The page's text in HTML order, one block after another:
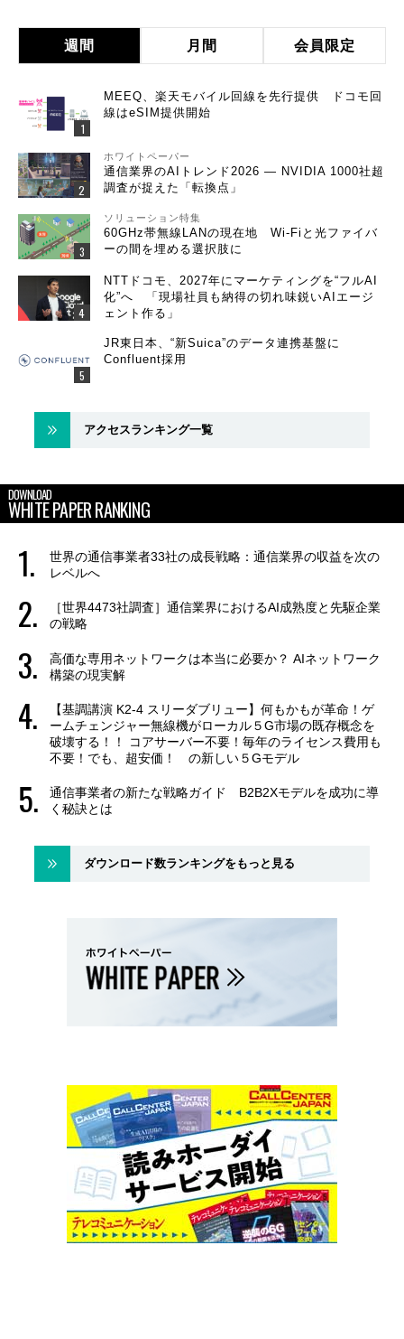
週間 月間 会員限定
MEEQ、楽天モバイル回線を先行提供 ドコモ回
線はeSIM提供開始
ホワイトペーパー
通信業界のAIトレンド2026 ― NVIDIA 1000社超
調査が捉えた「転換点」
ソリューション特集
60GHz帯無線LANの現在地 Wi-Fiと光ファイバ
ーの間を埋める選択肢に
NTTドコモ、2027年にマーケティングを“フルAI
化”へ 「現場社員も納得の切れ味鋭いAIエージ
ェント作る」
JR東日本、“新Suica”のデータ連携基盤に
Confluent採用
アクセスランキング一覧
DOWNLOAD
WHITE PAPER RANKING
世界の通信事業者33社の成長戦略：通信業界の収益を次の
レベルへ
［世界4473社調査］通信業界におけるAI成熟度と先駆企業
の戦略
高価な専用ネットワークは本当に必要か？ AIネットワーク
構築の現実解
【基調講演 K2-4 スリーダブリュー】何もかもが革命！ゲ
ームチェンジャー無線機がローカル５G市場の既存概念を
破壊する！！ コアサーバー不要！毎年のライセンス費用も
不要！でも、超安価！ の新しい５Gモデル
通信事業者の新たな戦略ガイド B2B2Xモデルを成功に導
く秘訣とは
ダウンロード数ランキングをもっと見る